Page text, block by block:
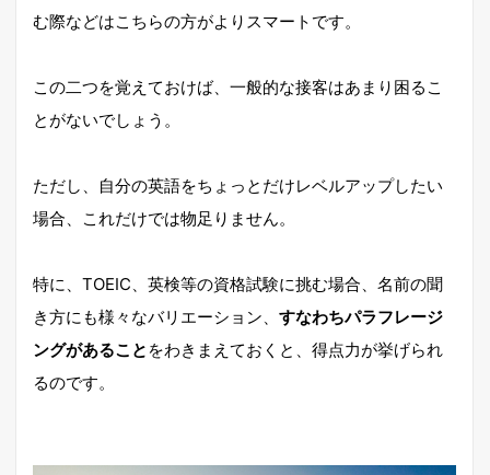
む際などはこちらの方がよりスマートです。
この二つを覚えておけば、一般的な接客はあまり困るこ
とがないでしょう。
ただし、自分の英語をちょっとだけレベルアップしたい
場合、これだけでは物足りません。
特に、TOEIC、英検等の資格試験に挑む場合、名前の聞
き方にも様々なバリエーション、 すなわちパラフレージ
ングがあること をわきまえておくと、得点力が挙げられ
るのです。